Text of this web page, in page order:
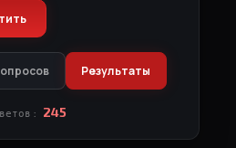
Результаты
245